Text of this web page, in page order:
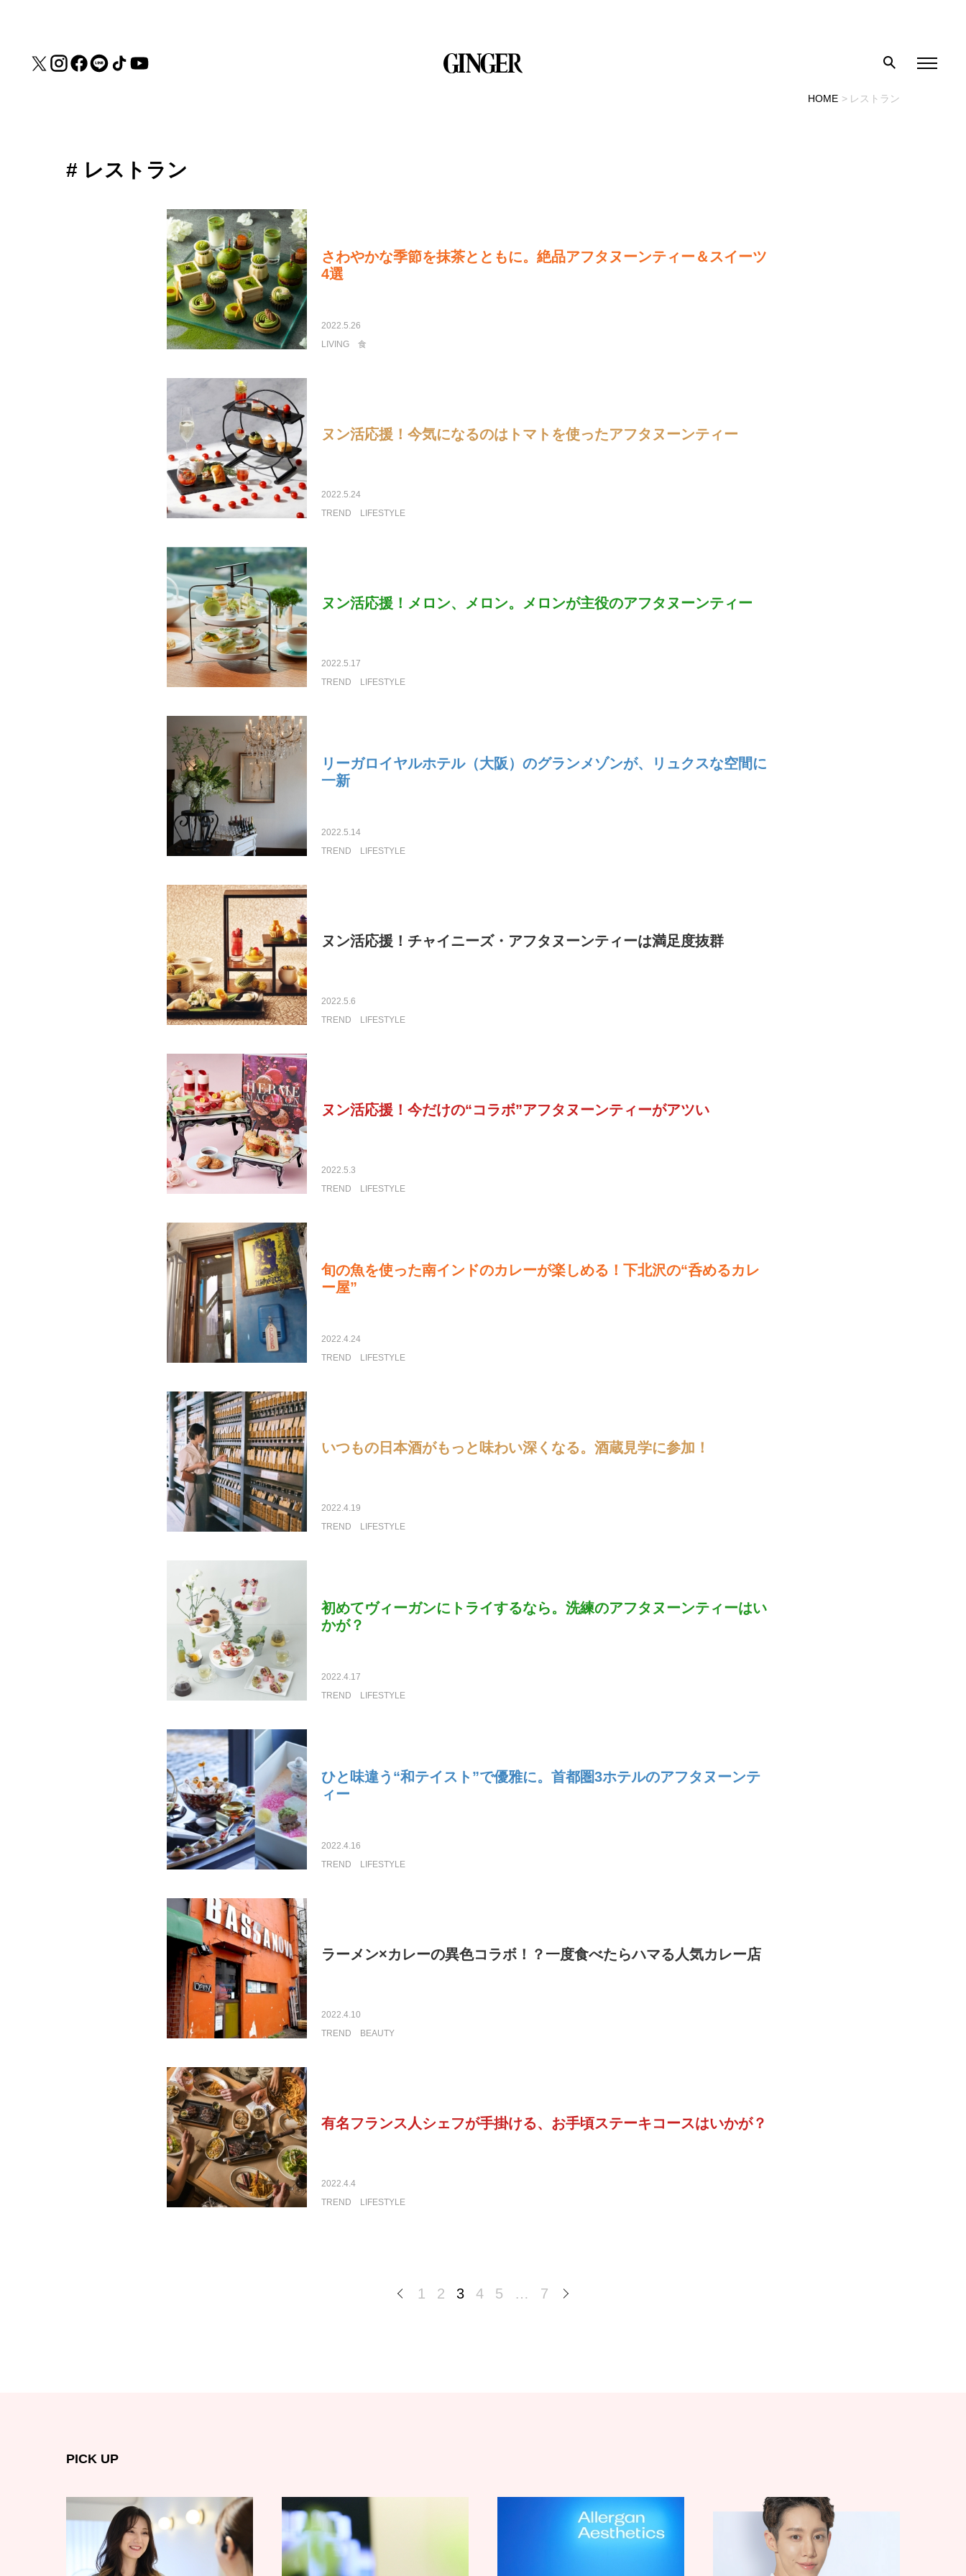
HOME レストラン
# レストラン
さわやかな季節を抹茶とともに。絶品アフタヌーンティー＆スイーツ
4選
2022.5.26
LIVING
食
ヌン活応援！今気になるのはトマトを使ったアフタヌーンティー
2022.5.24
TREND
LIFESTYLE
ヌン活応援！メロン、メロン。メロンが主役のアフタヌーンティー
2022.5.17
TREND
LIFESTYLE
リーガロイヤルホテル（大阪）のグランメゾンが、リュクスな空間に
一新
2022.5.14
TREND
LIFESTYLE
ヌン活応援！チャイニーズ・アフタヌーンティーは満足度抜群
2022.5.6
TREND
LIFESTYLE
ヌン活応援！今だけの“コラボ”アフタヌーンティーがアツい
2022.5.3
TREND
LIFESTYLE
旬の魚を使った南インドのカレーが楽しめる！下北沢の“呑めるカレ
ー屋”
2022.4.24
TREND
LIFESTYLE
いつもの日本酒がもっと味わい深くなる。酒蔵見学に参加！
2022.4.19
TREND
LIFESTYLE
初めてヴィーガンにトライするなら。洗練のアフタヌーンティーはい
かが？
2022.4.17
TREND
LIFESTYLE
ひと味違う“和テイスト”で優雅に。首都圏3ホテルのアフタヌーンテ
ィー
2022.4.16
TREND
LIFESTYLE
ラーメン×カレーの異色コラボ！？一度食べたらハマる人気カレー店
2022.4.10
TREND
BEAUTY
有名フランス人シェフが手掛ける、お手頃ステーキコースはいかが？
2022.4.4
TREND
LIFESTYLE
1 2 3 4 5 … 7
PICK UP